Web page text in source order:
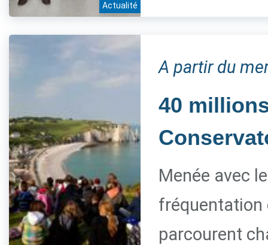
Actualité
A partir du
40
Menée avec
fréquentation
parcourent